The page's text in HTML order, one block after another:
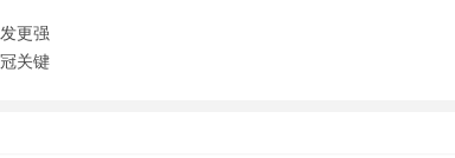
更强
关键